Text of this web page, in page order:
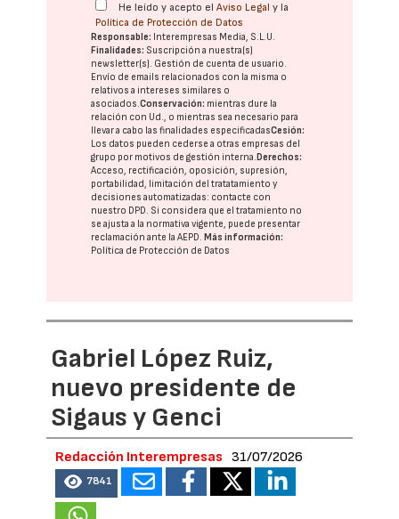
He leído y acepto elAviso Legal y la
Política de Protección de Datos
Responsable: Interempresas Media, S.L.U.
Finalidades: Suscripción a nuestra(s)
newsletter(s). Gestión de cuenta de usuario.
Envío de emails relacionados con la misma o
relativos a intereses similares o
asociados.Conservación: mientras dure la
relación con Ud., o mientras sea necesario para
llevar a cabo las finalidades especificadasCesión:
Los datos pueden cederse a otras empresas del
grupo por motivos de gestión interna. Derechos:
Acceso, rectificación, oposición, supresión,
portabilidad, limitación del tratatamiento y
decisiones automatizadas: contacte con
nuestro DPD. Si considera que el tratamiento no
se ajusta a la normativa vigente, puede presentar
reclamación ante laAEPD. Más información:
Política de Protección de Datos
Gabriel López Ruiz,
nuevo presidente de
Sigaus y Genci
Redacción Interempresas 31/07/2026
7841